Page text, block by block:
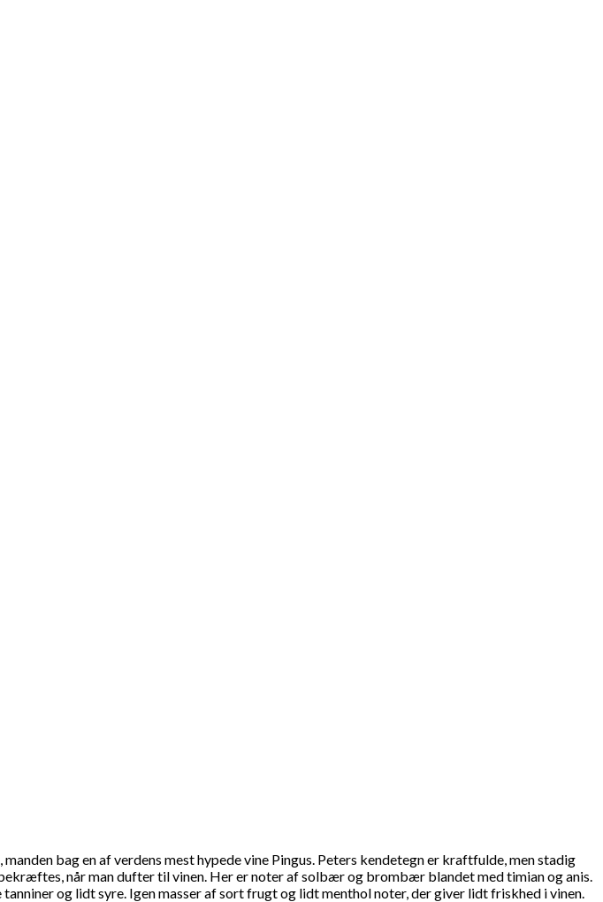
bag en af verdens mest hypede vine Pingus. Peters kendetegn er kraftfulde, men stadig
når man dufter til vinen. Her er noter af solbær og brombær blandet med timian og anis.
og lidt syre. Igen masser af sort frugt og lidt menthol noter, der giver lidt friskhed i vinen.